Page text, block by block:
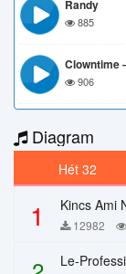
Randy
885
Clowntime
906
Diagram
Hét 32
1 Kincs Ami
12982